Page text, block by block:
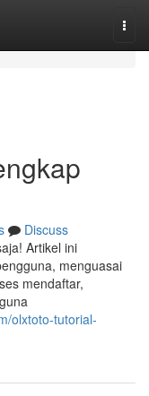
Discuss
Artikel ini
menguasai
mendaftar,
olxtoto-tutorial-